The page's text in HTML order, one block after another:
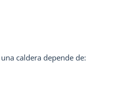
caldera depende de: